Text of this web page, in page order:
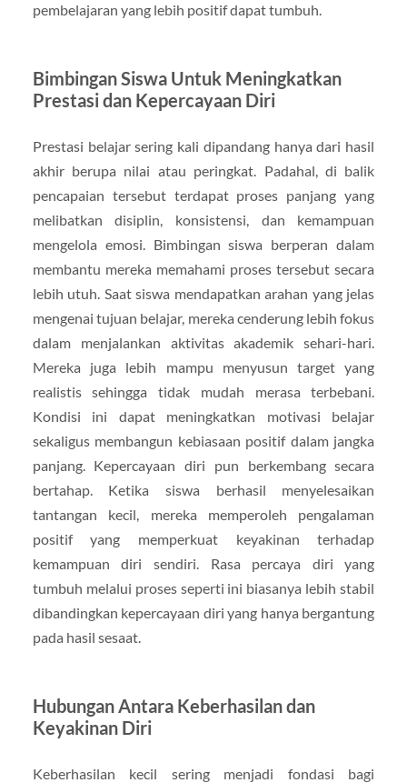
pembelajaran yang lebih positif dapat tumbuh.
Bimbingan Siswa Untuk Meningkatkan
Prestasi dan Kepercayaan Diri
Prestasi belajar sering kali dipandang hanya dari hasil
akhir berupa nilai atau peringkat. Padahal, di balik
pencapaian tersebut terdapat proses panjang yang
melibatkan disiplin, konsistensi, dan kemampuan
mengelola emosi. Bimbingan siswa berperan dalam
membantu mereka memahami proses tersebut secara
lebih utuh. Saat siswa mendapatkan arahan yang jelas
mengenai tujuan belajar, mereka cenderung lebih fokus
dalam menjalankan aktivitas akademik sehari-hari.
Mereka juga lebih mampu menyusun target yang
realistis sehingga tidak mudah merasa terbebani.
Kondisi ini dapat meningkatkan motivasi belajar
sekaligus membangun kebiasaan positif dalam jangka
panjang. Kepercayaan diri pun berkembang secara
bertahap. Ketika siswa berhasil menyelesaikan
tantangan kecil, mereka memperoleh pengalaman
positif yang memperkuat keyakinan terhadap
kemampuan diri sendiri. Rasa percaya diri yang
tumbuh melalui proses seperti ini biasanya lebih stabil
dibandingkan kepercayaan diri yang hanya bergantung
pada hasil sesaat.
Hubungan Antara Keberhasilan dan
Keyakinan Diri
Keberhasilan kecil sering menjadi fondasi bagi